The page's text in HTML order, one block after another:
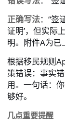
正确写法： “签
证明’，但实际
明。附件A为已
根据移民规则
策错误：事实
用。一句话：
够好。
几点重要提醒